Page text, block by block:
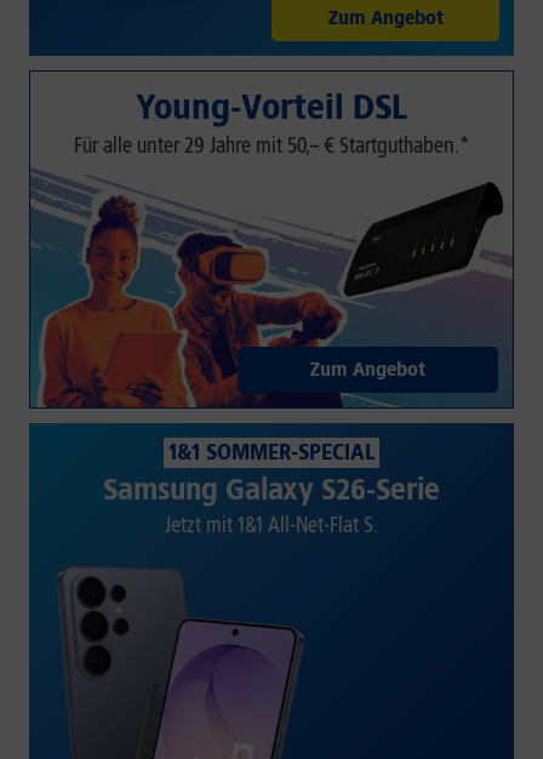
Zum Angebot
Young-Vorteil DSL
Für alle unter 29 Jahre mit 50,– € Startguthaben.*
Zum Angebot
1&1 SOMMER-SPECIAL
Samsung Galaxy S26-Serie
Jetzt mit 1&1 All-Net-Flat S.